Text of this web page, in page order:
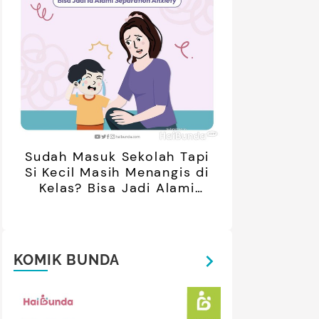
Sudah Masuk Sekolah Tapi
Si Kecil Masih Menangis di
Kelas? Bisa Jadi Alami
KOMIK BUNDA